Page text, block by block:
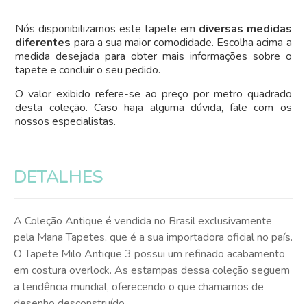
Nós disponibilizamos este tapete em diversas medidas
diferentes para a sua maior comodidade. Escolha acima a
medida desejada para obter mais informações sobre o
tapete e concluir o seu pedido.
O valor exibido refere-se ao preço por metro quadrado
desta coleção. Caso haja alguma dúvida, fale com os
nossos especialistas.
DETALHES
A Coleção Antique é vendida no Brasil exclusivamente
pela Mana Tapetes, que é a sua importadora oficial no país.
O Tapete Milo Antique 3 possui um refinado acabamento
em costura overlock. As estampas dessa coleção seguem
a tendência mundial, oferecendo o que chamamos de